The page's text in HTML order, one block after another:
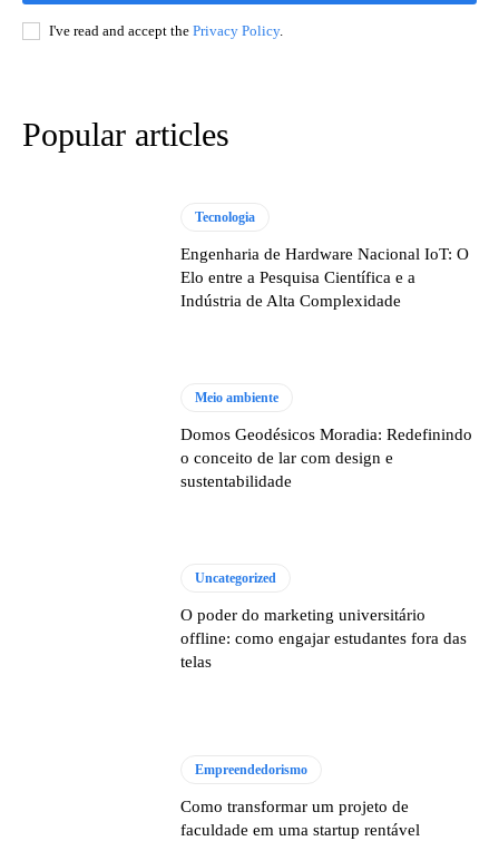
I've read and accept the Privacy Policy.
Popular articles
Tecnologia
Engenharia de Hardware Nacional IoT: O
Elo entre a Pesquisa Científica e a
Indústria de Alta Complexidade
Meio ambiente
Domos Geodésicos Moradia: Redefinindo
o conceito de lar com design e
sustentabilidade
Uncategorized
O poder do marketing universitário
offline: como engajar estudantes fora das
telas
Empreendedorismo
Como transformar um projeto de
faculdade em uma startup rentável